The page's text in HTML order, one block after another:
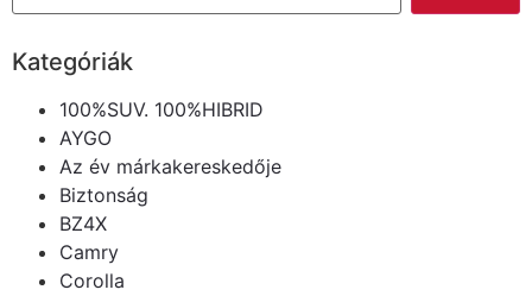
Kategóriák
100%SUV. 100%HIBRID
AYGO
Az év márkakereskedője
Biztonság
BZ4X
Camry
Corolla